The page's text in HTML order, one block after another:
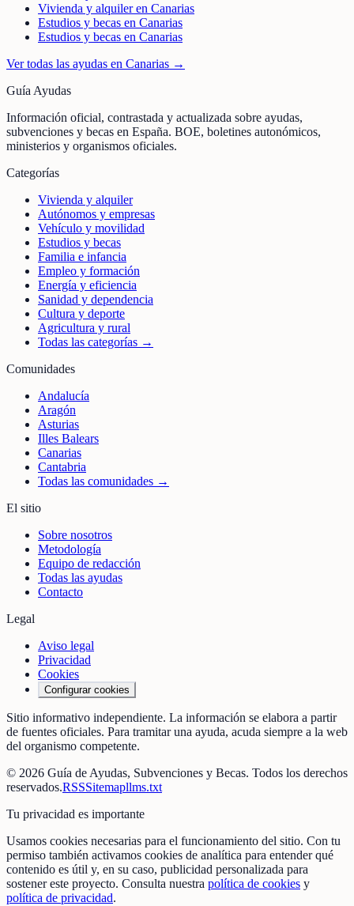
Vivienda y alquiler en Canarias
Estudios y becas en Canarias
Estudios y becas en Canarias
Ver todas las ayudas en Canarias →
Guía Ayudas
Información oficial, contrastada y actualizada sobre ayudas,
subvenciones y becas en España. BOE, boletines autonómicos,
ministerios y organismos oficiales.
Categorías
Vivienda y alquiler
Autónomos y empresas
Vehículo y movilidad
Estudios y becas
Familia e infancia
Empleo y formación
Energía y eficiencia
Sanidad y dependencia
Cultura y deporte
Agricultura y rural
Todas las categorías →
Comunidades
Andalucía
Aragón
Asturias
Illes Balears
Canarias
Cantabria
Todas las comunidades →
El sitio
Sobre nosotros
Metodología
Equipo de redacción
Todas las ayudas
Contacto
Legal
Aviso legal
Privacidad
Cookies
Configurar cookies
Sitio informativo independiente. La información se elabora a partir
de fuentes oficiales. Para tramitar una ayuda, acuda siempre a la web
del organismo competente.
© 2026 Guía de Ayudas, Subvenciones y Becas. Todos los derechos
reservados.RSSSitemapllms.txt
Tu privacidad es importante
Usamos cookies necesarias para el funcionamiento del sitio. Con tu
permiso también activamos cookies de analítica para entender qué
contenido es útil y, en su caso, publicidad personalizada para
sostener este proyecto. Consulta nuestra política de cookies y
política de privacidad.